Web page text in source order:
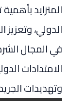
المتزايد
الدولي، وتعزيز
في المجال
الامتدادات
وتهديدات